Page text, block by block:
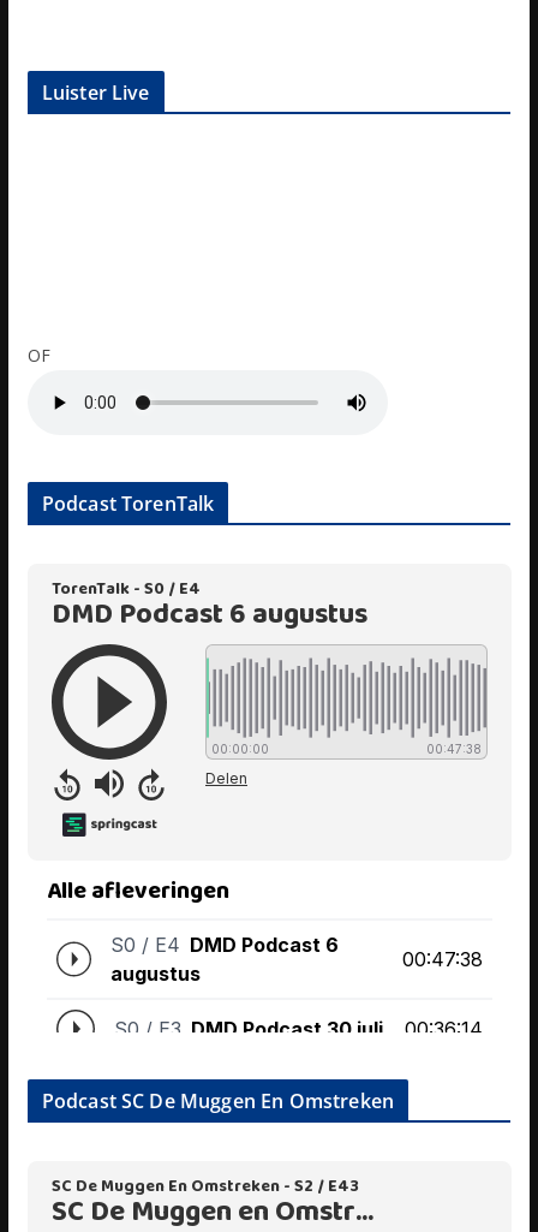
Luister Live
OF
Podcast TorenTalk
Podcast SC De Muggen En Omstreken